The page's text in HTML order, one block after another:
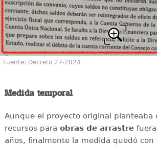
Fuente: Decreto 27-2024
Medida temporal
Aunque el proyecto original planteaba
recursos para obras de arrastrefuera
años, finalmente la medida quedó con